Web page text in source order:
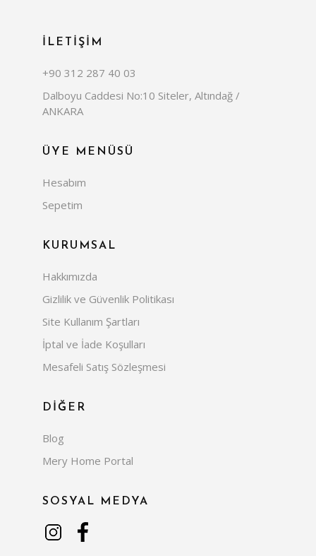
İLETİŞİM
+90 312 287 40 03
Dalboyu Caddesi No:10 Siteler, Altındağ /
ANKARA
ÜYE MENÜSÜ
Hesabım
Sepetim
KURUMSAL
Hakkımızda
Gizlilik ve Güvenlik Politikası
Site Kullanım Şartları
İptal ve İade Koşulları
Mesafeli Satış Sözleşmesi
DİĞER
Blog
Mery Home Portal
SOSYAL MEDYA